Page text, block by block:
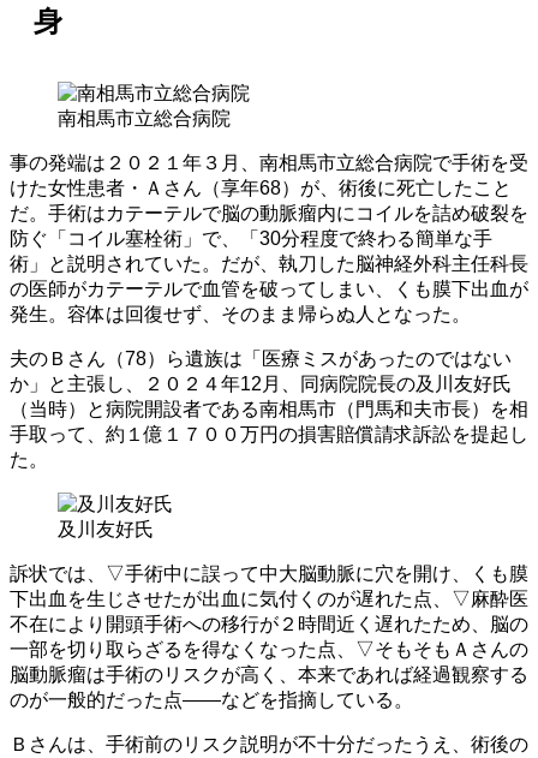
身
南相馬市立総合病院
事の発端は２０２１年３月、南相馬市立総合病院で手術を受
けた女性患者・Ａさん（享年68）が、術後に死亡したこと
だ。手術はカテーテルで脳の動脈瘤内にコイルを詰め破裂を
防ぐ「コイル塞栓術」で、「30分程度で終わる簡単な手
術」と説明されていた。だが、執刀した脳神経外科主任科長
の医師がカテーテルで血管を破ってしまい、くも膜下出血が
発生。容体は回復せず、そのまま帰らぬ人となった。
夫のＢさん（78）ら遺族は「医療ミスがあったのではない
か」と主張し、２０２４年12月、同病院院長の及川友好氏
（当時）と病院開設者である南相馬市（門馬和夫市長）を相
手取って、約１億１７００万円の損害賠償請求訴訟を提起し
た。
及川友好氏
訴状では、▽手術中に誤って中大脳動脈に穴を開け、くも膜
下出血を生じさせたが出血に気付くのが遅れた点、▽麻酔医
不在により開頭手術への移行が２時間近く遅れたため、脳の
一部を切り取らざるを得なくなった点、▽そもそもＡさんの
脳動脈瘤は手術のリスクが高く、本来であれば経過観察する
のが一般的だった点――などを指摘している。
Ｂさんは、手術前のリスク説明が不十分だったうえ、術後の